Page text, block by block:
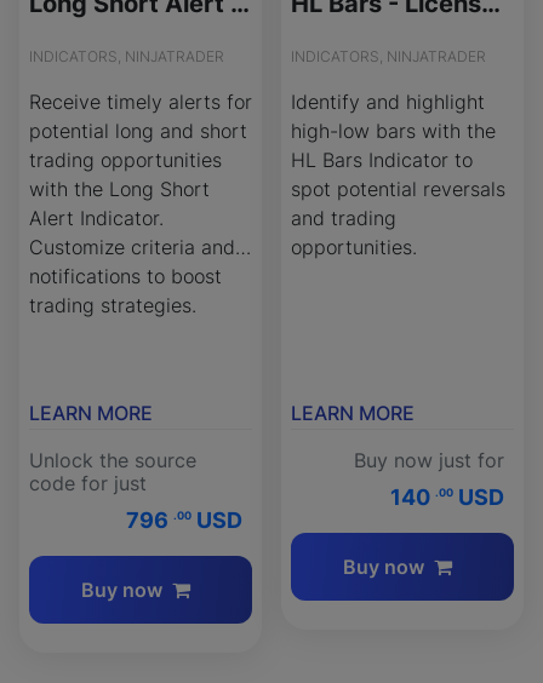
INDICATORS, NINJATRADER
Receive timely alerts for
potential long and short
trading opportunities
with the Long Short
Alert Indicator.
Customize criteria and
notifications to boost
trading strategies.
LEARN MORE
Unlock the source
code for just
796 .00 USD
Buy now
INDICATORS, NINJATRADER
Identify and highlight
high-low bars with the
HL Bars Indicator to
spot potential reversals
and trading
opportunities.
LEARN MORE
Buy now just for
140 .00 USD
Buy now